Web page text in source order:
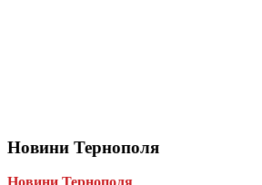
Новини Тернополя